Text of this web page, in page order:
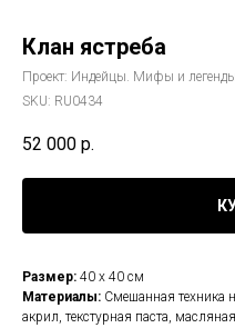
Клан ястреба
Проект: Индейцы. Мифы и
SKU: RU0434
52 000 р.
Размер: 40 х 40 см
Материалы: Смешанная техника
акрил, текстурная паста,